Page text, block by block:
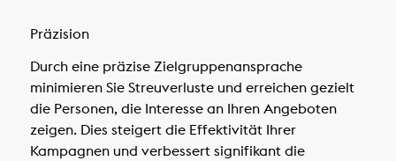
Präzision
Durch eine präzise Zielgruppenansprache
minimieren Sie Streuverluste und erreichen gezielt
die Personen, die Interesse an Ihren Angeboten
zeigen. Dies steigert die Effektivität Ihrer
Kampagnen und verbessert signifikant die